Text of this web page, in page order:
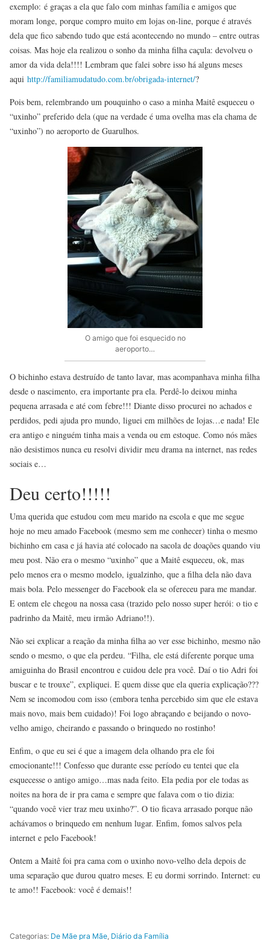
exemplo: é graças a ela que falo com minhas família e amigos que
moram longe, porque compro muito em lojas on-line, porque é através
dela que fico sabendo tudo que está acontecendo no mundo – entre outras
coisas. Mas hoje ela realizou o sonho da minha filha caçula: devolveu o
amor da vida dela!!!! Lembram que falei sobre isso há alguns meses
aqui http://familiamudatudo.com.br/obrigada-internet/?
Pois bem, relembrando um pouquinho o caso a minha Maitê esqueceu o
“uxinho” preferido dela (que na verdade é uma ovelha mas ela chama de
“uxinho”) no aeroporto de Guarulhos.
O amigo que foi esquecido no
aeroporto…
O bichinho estava destruído de tanto lavar, mas acompanhava minha filha
desde o nascimento, era importante pra ela. Perdê-lo deixou minha
pequena arrasada e até com febre!!! Diante disso procurei no achados e
perdidos, pedi ajuda pro mundo, liguei em milhões de lojas…e nada! Ele
era antigo e ninguém tinha mais a venda ou em estoque. Como nós mães
não desistimos nunca eu resolvi dividir meu drama na internet, nas redes
sociais e…
Deu certo!!!!!
Uma querida que estudou com meu marido na escola e que me segue
hoje no meu amado Facebook (mesmo sem me conhecer) tinha o mesmo
bichinho em casa e já havia até colocado na sacola de doações quando viu
meu post. Não era o mesmo “uxinho” que a Maitê esqueceu, ok, mas
pelo menos era o mesmo modelo, igualzinho, que a filha dela não dava
mais bola. Pelo messenger do Facebook ela se ofereceu para me mandar.
E ontem ele chegou na nossa casa (trazido pelo nosso super herói: o tio e
padrinho da Maitê, meu irmão Adriano!!).
Não sei explicar a reação da minha filha ao ver esse bichinho, mesmo não
sendo o mesmo, o que ela perdeu. “Filha, ele está diferente porque uma
amiguinha do Brasil encontrou e cuidou dele pra você. Daí o tio Adri foi
buscar e te trouxe”, expliquei. E quem disse que ela queria explicação???
Nem se incomodou com isso (embora tenha percebido sim que ele estava
mais novo, mais bem cuidado)! Foi logo abraçando e beijando o novo-
velho amigo, cheirando e passando o brinquedo no rostinho!
Enfim, o que eu sei é que a imagem dela olhando pra ele foi
emocionante!!! Confesso que durante esse período eu tentei que ela
esquecesse o antigo amigo…mas nada feito. Ela pedia por ele todas as
noites na hora de ir pra cama e sempre que falava com o tio dizia:
“quando você vier traz meu uxinho?”. O tio ficava arrasado porque não
achávamos o brinquedo em nenhum lugar. Enfim, fomos salvos pela
internet e pelo Facebook!
Ontem a Maitê foi pra cama com o uxinho novo-velho dela depois de
uma separação que durou quatro meses. E eu dormi sorrindo. Internet: eu
te amo!! Facebook: você é demais!!
Categorias: De Mãe pra Mãe, Diário da Família